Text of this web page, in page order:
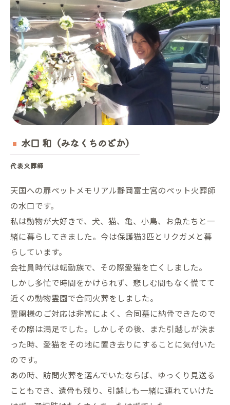
水口 和（みなくちのどか）
代表火葬師
天国への扉ペットメモリアル静岡富士宮のペット火葬師
の水口です。
私は動物が大好きで、犬、猫、亀、小鳥、お魚たちと一
緒に暮らしてきました。今は保護猫3匹とリクガメと暮
らしています。
会社員時代は転勤族で、その際愛猫を亡くしました。
しかし多忙で時間をかけられず、悲しむ間もなく慌てて
近くの動物霊園で合同火葬をしました。
霊園様のご対応は非常によく、合同墓に納骨できたので
その際は満足でした。しかしその後、また引越しが決ま
った時、愛猫をその地に置き去りにすることに気付いた
のです。
あの時、訪問火葬を選んでいたならば、ゆっくり見送る
こともでき、遺骨も残り、引越しも一緒に連れていけた